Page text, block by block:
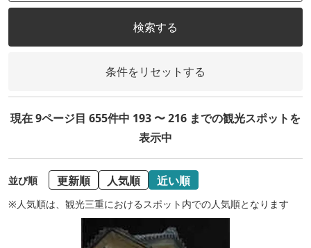
検索する
条件をリセットする
現在 9ページ目 655件中 193 〜 216 までの観光スポットを
表示中
並び順 更新順 人気順 近い順
※人気順は、観光三重におけるスポット内での人気順となります